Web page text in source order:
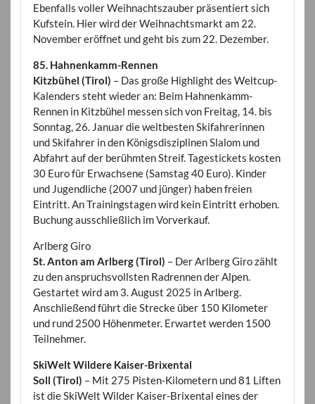
Ebenfalls voller Weihnachtszauber präsentiert sich
Kufstein. Hier wird der Weihnachtsmarkt am 22.
November eröffnet und geht bis zum 22. Dezember.
85. Hahnenkamm-Rennen
Kitzbühel (Tirol) – Das große Highlight des Weltcup-
Kalenders steht wieder an: Beim Hahnenkamm-
Rennen in Kitzbühel messen sich von Freitag, 14. bis
Sonntag, 26. Januar die weltbesten Skifahrerinnen
und Skifahrer in den Königsdisziplinen Slalom und
Abfahrt auf der berühmten Streif. Tagestickets kosten
30 Euro für Erwachsene (Samstag 40 Euro). Kinder
und Jugendliche (2007 und jünger) haben freien
Eintritt. An Trainingstagen wird kein Eintritt erhoben.
Buchung ausschließlich im Vorverkauf.
Arlberg Giro
St. Anton am Arlberg (Tirol) – Der Arlberg Giro zählt
zu den anspruchsvollsten Radrennen der Alpen.
Gestartet wird am 3. August 2025 in Arlberg.
Anschließend führt die Strecke über 150 Kilometer
und rund 2500 Höhenmeter. Erwartet werden 1500
Teilnehmer.
SkiWelt Wildere Kaiser-Brixental
Soll (Tirol) – Mit 275 Pisten-Kilometern und 81 Liften
ist die SkiWelt Wilder Kaiser-Brixental eines der